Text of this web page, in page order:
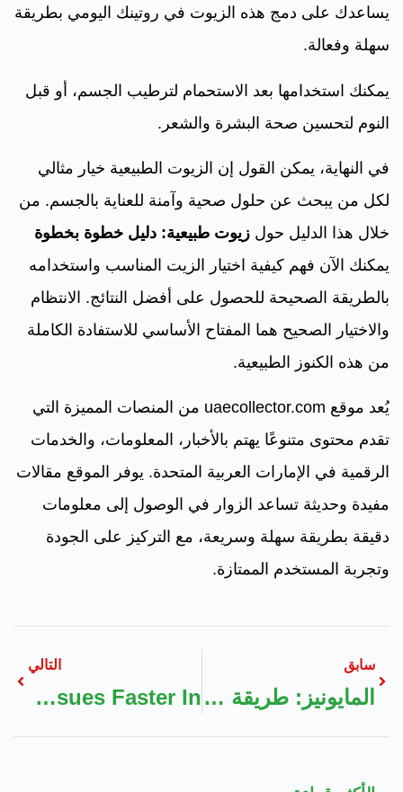
يساعدك على دمج هذه الزيوت في روتينك اليومي بطريقة
سهلة وفعالة.
يمكنك استخدامها بعد الاستحمام لترطيب الجسم، أو قبل
النوم لتحسين صحة البشرة والشعر.
في النهاية، يمكن القول إن الزيوت الطبيعية خيار مثالي
لكل من يبحث عن حلول صحية وآمنة للعناية بالجسم. من
خلال هذا الدليل حول زيوت طبيعية: دليل خطوة بخطوة
يمكنك الآن فهم كيفية اختيار الزيت المناسب واستخدامه
بالطريقة الصحيحة للحصول على أفضل النتائج. الانتظام
والاختيار الصحيح هما المفتاح الأساسي للاستفادة الكاملة
من هذه الكنوز الطبيعية.
يُعد موقع uaecollector.com من المنصات المميزة التي
تقدم محتوى متنوعًا يهتم بالأخبار، المعلومات، والخدمات
الرقمية في الإمارات العربية المتحدة. يوفر الموقع مقالات
مفيدة وحديثة تساعد الزوار في الوصول إلى معلومات
دقيقة بطريقة سهلة وسريعة، مع التركيز على الجودة
وتجربة المستخدم الممتازة.
سابق
المايونيز: طريقة سهلة وفعالة
التالي
Best AI SEO Tools For News Websites That Fix Technical SEO Issues Faster In